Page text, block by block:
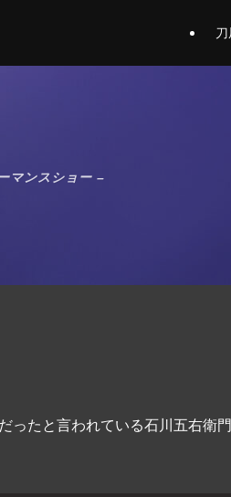
マンスショー –
ったと言われている石川五右衛